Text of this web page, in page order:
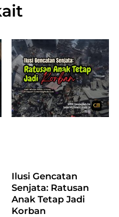
Ilusi Gencatan
Senjata: Ratusan
Anak Tetap Jadi
Korban